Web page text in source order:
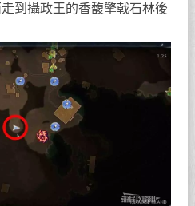
到攝政王的香馥擎戟石林後